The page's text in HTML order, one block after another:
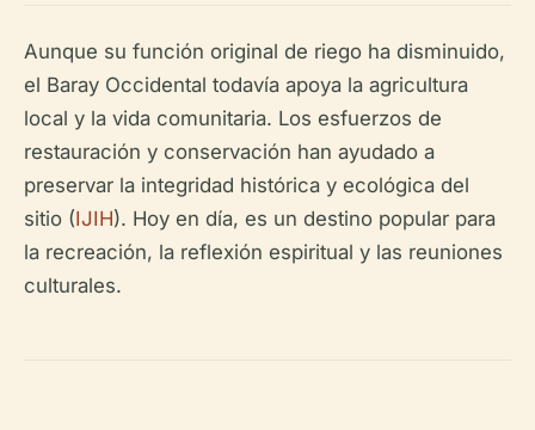
Aunque su función original de riego ha disminuido,
el Baray Occidental todavía apoya la agricultura
local y la vida comunitaria. Los esfuerzos de
restauración y conservación han ayudado a
preservar la integridad histórica y ecológica del
sitio (IJIH). Hoy en día, es un destino popular para
la recreación, la reflexión espiritual y las reuniones
culturales.